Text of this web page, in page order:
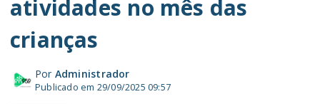
atividades no mês das
crianças
Por Administrador
Publicado em 29/09/2025 09:57